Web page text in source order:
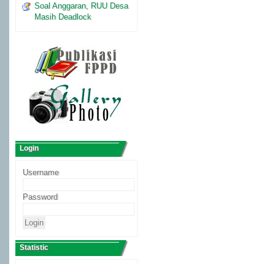
Soal Anggaran, RUU Desa
Masih Deadlock
Login
Username
Password
Statistic